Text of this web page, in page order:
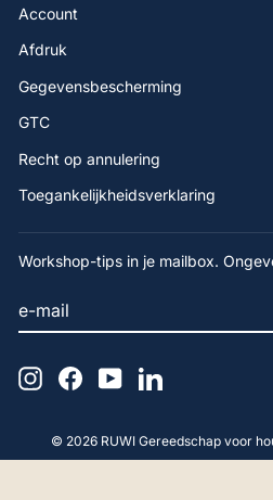
Account
Afdruk
Gegevensbescherming
GTC
Recht op annulering
Toegankelijkheidsverklaring
Workshop-tips in je mailbox.
MAIL
InstagramFacebook
YouTubeLinkedIn
© 2026 RUWI Gereedschap voor
65beoordelingen
Hallo, Advies
dank.